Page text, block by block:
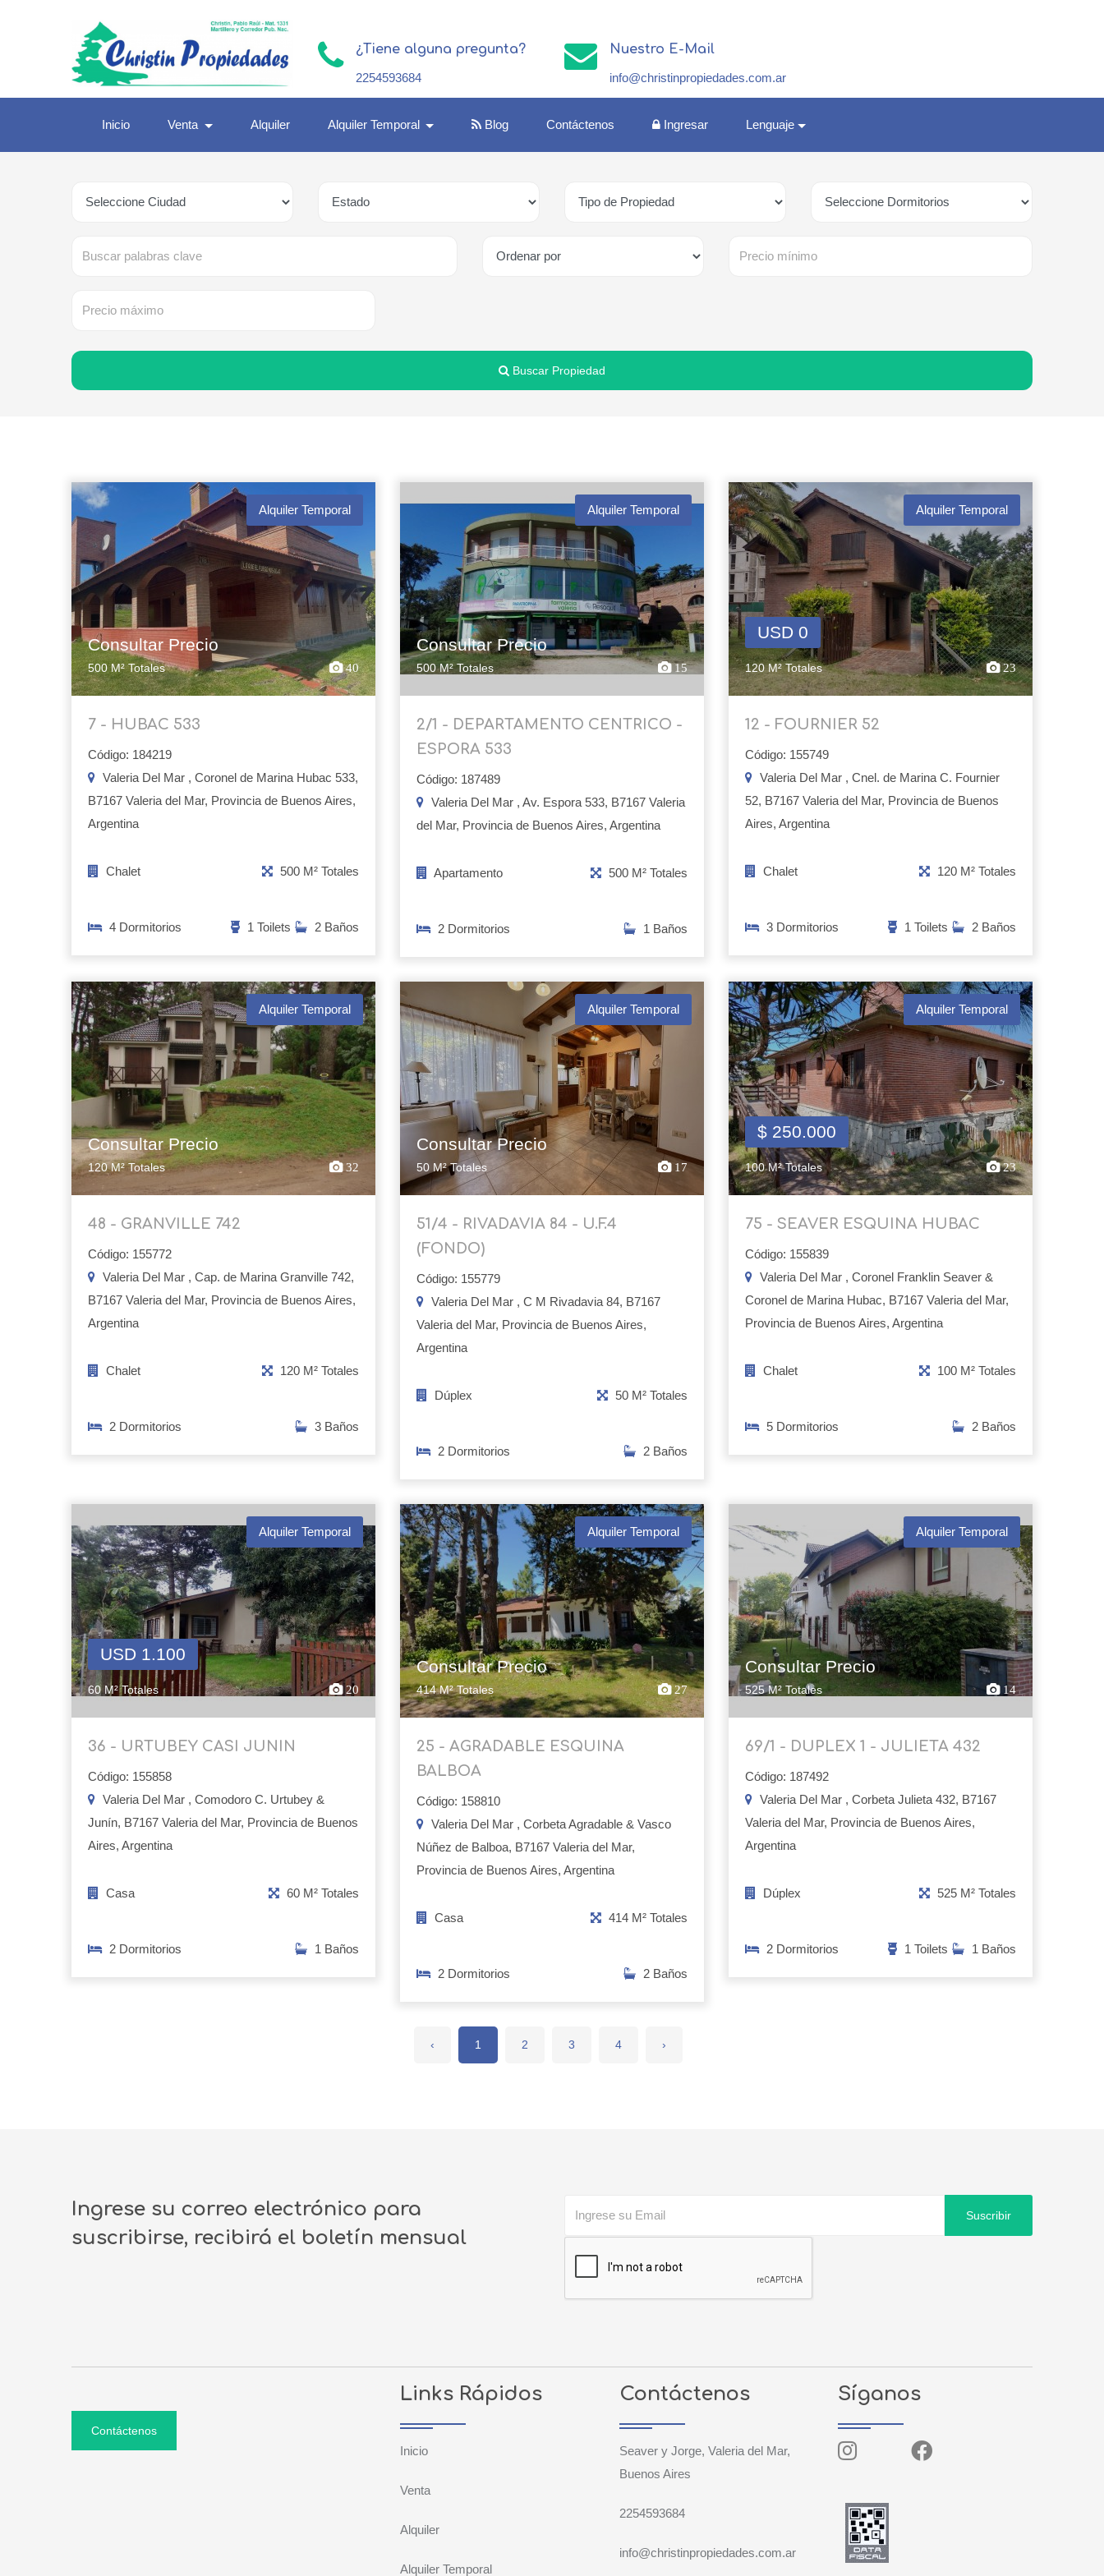
¿Tiene alguna pregunta?
2254593684
Nuestro E-Mail
info@christinpropiedades.com.ar
Inicio Venta Alquiler Alquiler Temporal Blog Contáctenos Ingresar Lenguaje
Buscar Propiedad
Alquiler Temporal
Consultar Precio
500 M² Totales 40
7 - HUBAC 533
Código: 184219
Valeria Del Mar , Coronel de Marina Hubac 533,
B7167 Valeria del Mar, Provincia de Buenos Aires,
Argentina
Chalet 500 M² Totales
4 Dormitorios 2 Baños
1 Toilets
Alquiler Temporal
Consultar Precio
500 M² Totales 15
2/1 - DEPARTAMENTO CENTRICO -
ESPORA 533
Código: 187489
Valeria Del Mar , Av. Espora 533, B7167 Valeria
del Mar, Provincia de Buenos Aires, Argentina
Apartamento 500 M² Totales
2 Dormitorios 1 Baños
Alquiler Temporal
USD 0
120 M² Totales 23
12 - FOURNIER 52
Código: 155749
Valeria Del Mar , Cnel. de Marina C. Fournier
52, B7167 Valeria del Mar, Provincia de Buenos
Aires, Argentina
Chalet 120 M² Totales
3 Dormitorios 2 Baños
1 Toilets
Alquiler Temporal
Consultar Precio
120 M² Totales 32
48 - GRANVILLE 742
Código: 155772
Valeria Del Mar , Cap. de Marina Granville 742,
B7167 Valeria del Mar, Provincia de Buenos Aires,
Argentina
Chalet 120 M² Totales
2 Dormitorios 3 Baños
Alquiler Temporal
Consultar Precio
50 M² Totales 17
51/4 - RIVADAVIA 84 - U.F.4
(FONDO)
Código: 155779
Valeria Del Mar , C M Rivadavia 84, B7167
Valeria del Mar, Provincia de Buenos Aires,
Argentina
Dúplex 50 M² Totales
2 Dormitorios 2 Baños
Alquiler Temporal
$ 250.000
100 M² Totales 23
75 - SEAVER ESQUINA HUBAC
Código: 155839
Valeria Del Mar , Coronel Franklin Seaver &
Coronel de Marina Hubac, B7167 Valeria del Mar,
Provincia de Buenos Aires, Argentina
Chalet 100 M² Totales
5 Dormitorios 2 Baños
Alquiler Temporal
USD 1.100
60 M² Totales 20
36 - URTUBEY CASI JUNIN
Código: 155858
Valeria Del Mar , Comodoro C. Urtubey &
Junín, B7167 Valeria del Mar, Provincia de Buenos
Aires, Argentina
Casa 60 M² Totales
2 Dormitorios 1 Baños
Alquiler Temporal
Consultar Precio
414 M² Totales 27
25 - AGRADABLE ESQUINA
BALBOA
Código: 158810
Valeria Del Mar , Corbeta Agradable & Vasco
Núñez de Balboa, B7167 Valeria del Mar,
Provincia de Buenos Aires, Argentina
Casa 414 M² Totales
2 Dormitorios 2 Baños
Alquiler Temporal
Consultar Precio
525 M² Totales 14
69/1 - DUPLEX 1 - JULIETA 432
Código: 187492
Valeria Del Mar , Corbeta Julieta 432, B7167
Valeria del Mar, Provincia de Buenos Aires,
Argentina
Dúplex 525 M² Totales
2 Dormitorios 1 Baños
1 Toilets
‹ 1 2 3 4 ›
Ingrese su correo electrónico para
suscribirse, recibirá el boletín mensual
Suscribir
Contáctenos
Links Rápidos
Inicio
Venta
Alquiler
Alquiler Temporal
Contáctenos
Seaver y Jorge, Valeria del Mar,
Buenos Aires
2254593684
info@christinpropiedades.com.ar
Síganos